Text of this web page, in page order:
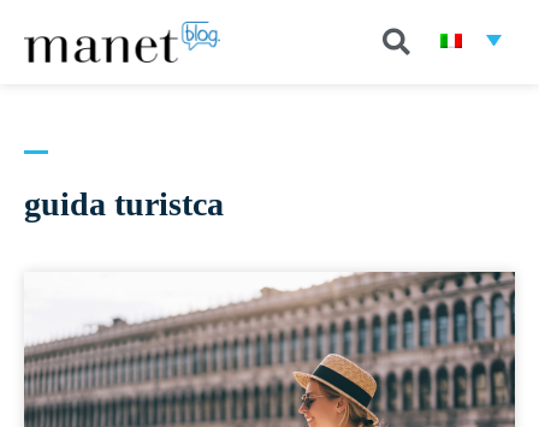
guida turistca